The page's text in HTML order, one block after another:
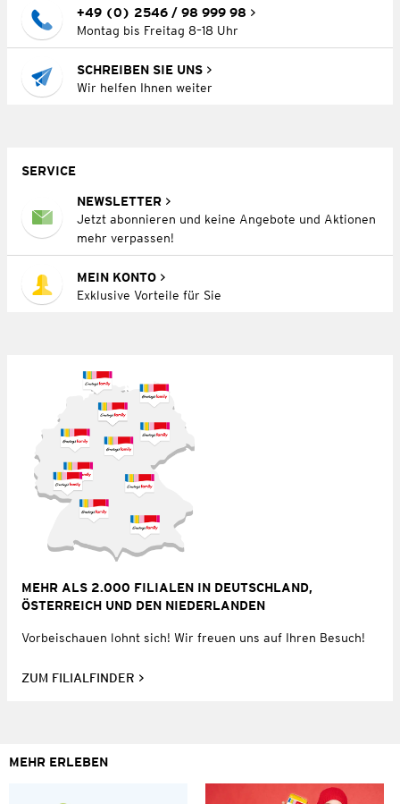
+49 (0) 2546 / 98 999 98
Montag bis Freitag 8–18 Uhr
SCHREIBEN SIE UNS
Wir helfen Ihnen weiter
SERVICE
NEWSLETTER
Jetzt abonnieren und keine Angebote und Aktionen
mehr verpassen!
MEIN KONTO
Exklusive Vorteile für Sie
MEHR ALS 2.000 FILIALEN IN DEUTSCHLAND,
ÖSTERREICH UND DEN NIEDERLANDEN
Vorbeischauen lohnt sich! Wir freuen uns auf Ihren Besuch!
ZUM FILIALFINDER
MEHR ERLEBEN